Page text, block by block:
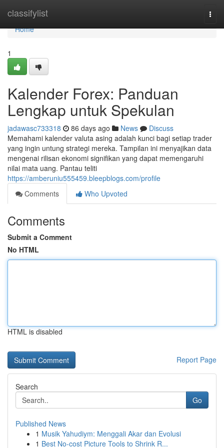
classifylist
Home
Home
1
Kalender Forex: Panduan
Lengkap untuk Spekulan
jadawasc733318 86 days ago News
Discuss
Memahami kalender valuta asing adalah kunci bagi setiap trader
yang ingin untung strategi mereka. Tampilan ini menyajikan data
mengenai rilisan ekonomi signifikan yang dapat memengaruhi
nilai mata uang. Pantau teliti
https://amberuniu555459.bleepblogs.com/profile
Comments
Who Upvoted
Comments
Submit a Comment
No HTML
HTML is disabled
Report Page
Search
Go
Published News
1 Musik Yahudiym: Menggali Akar dan Evolusi
1 Best No-cost Picture Tools to Shrink R...